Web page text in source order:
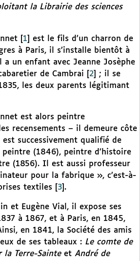
la Librairie des sciences
1
est le fils d’un charron de
à Paris, il s’installe bientôt à
a un enfant avec Jeanne Josèphe
de Cambrai
2
; il se
les deux parents légitimant
est alors peintre
recensements – il demeure côte
successivement qualifié de
peintre (1846), peintre d’histoire
(1856). Il est aussi professeur
pour la fabrique », c’est-à-
textiles
3 .
et Eugène Vial, il expose ses
à 1867, et à Paris, en 1845,
en 1841, la Société des amis
de ses tableaux : Le comte de
la Terre-Sainte et André de